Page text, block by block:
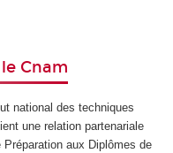
Cnam
national des techniques
une relation partenariale
aux Diplômes de